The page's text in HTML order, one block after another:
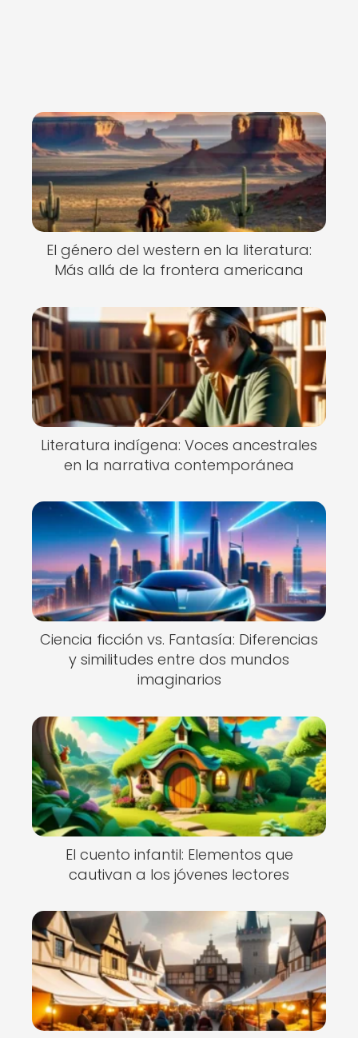
El género del western en la literatura:
Más allá de la frontera americana
Literatura indígena: Voces ancestrales
en la narrativa contemporánea
Ciencia ficción vs. Fantasía: Diferencias
y similitudes entre dos mundos
imaginarios
El cuento infantil: Elementos que
cautivan a los jóvenes lectores